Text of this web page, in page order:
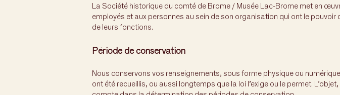
La Société historique du comté de Brome / Musée Lac-Brome met en
employés et aux personnes au sein de son organisation qui ont le
de leurs fonctions.
Période de conservation
Nous conservons vos renseignements, sous forme physique ou
ont été recueillis, ou aussi longtemps que la loi l’exige ou le permet.